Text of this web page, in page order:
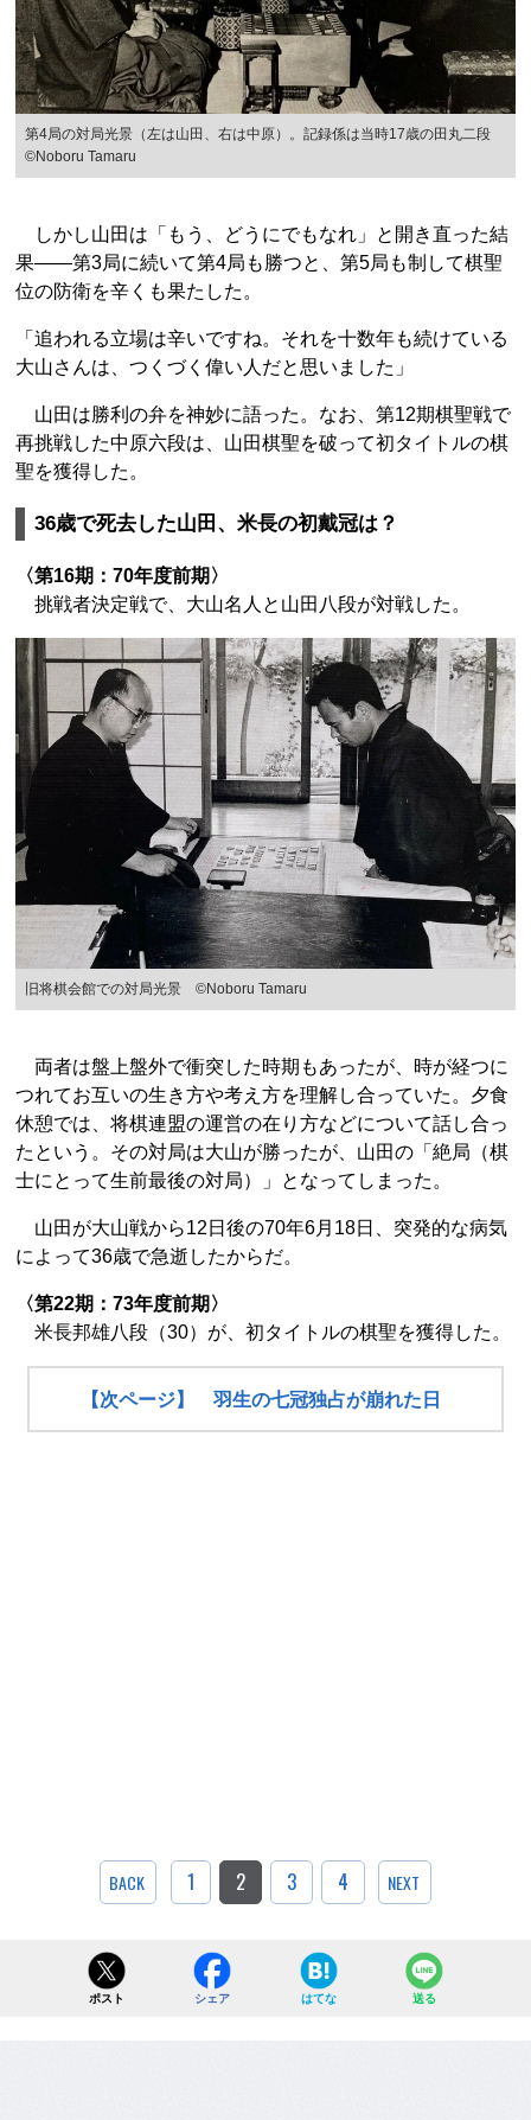
第4局の対局光景（左は山田、右は中原）。記録係は当時17歳の田丸二段
©Noboru Tamaru
しかし山田は「もう、どうにでもなれ」と開き直った結
果――第3局に続いて第4局も勝つと、第5局も制して棋聖
位の防衛を辛くも果たした。
「追われる立場は辛いですね。それを十数年も続けている
大山さんは、つくづく偉い人だと思いました」
山田は勝利の弁を神妙に語った。なお、第12期棋聖戦で
再挑戦した中原六段は、山田棋聖を破って初タイトルの棋
聖を獲得した。
36歳で死去した山田、米長の初戴冠は？
〈第16期：70年度前期〉
挑戦者決定戦で、大山名人と山田八段が対戦した。
旧将棋会館での対局光景 ©Noboru Tamaru
両者は盤上盤外で衝突した時期もあったが、時が経つに
つれてお互いの生き方や考え方を理解し合っていた。夕食
休憩では、将棋連盟の運営の在り方などについて話し合っ
たという。その対局は大山が勝ったが、山田の「絶局（棋
士にとって生前最後の対局）」となってしまった。
山田が大山戦から12日後の70年6月18日、突発的な病気
によって36歳で急逝したからだ。
〈第22期：73年度前期〉
米長邦雄八段（30）が、初タイトルの棋聖を獲得した。
【次ページ】 羽生の七冠独占が崩れた日
BACK 1 2 3 4 NEXT
ポスト シェア はてな 送る